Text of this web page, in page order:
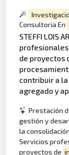
Consultoria En
STEFFI LOIS
de proyectos
contribuir a la
agregado y
Prestación
gestión y
la
Servicios
proyectos de